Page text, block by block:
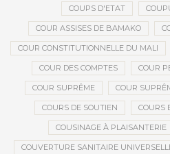
COUPS D'ETAT
COUR ASSISES DE BAMAKO
COUR CONSTITUTIONNELLE DU MALI
COUR DES COMPTES COUR
COUR SUPRÊME COUR
COURS DE SOUTIEN COURS
COUSINAGE À PLAISANTERIE
COUVERTURE SANITAIRE